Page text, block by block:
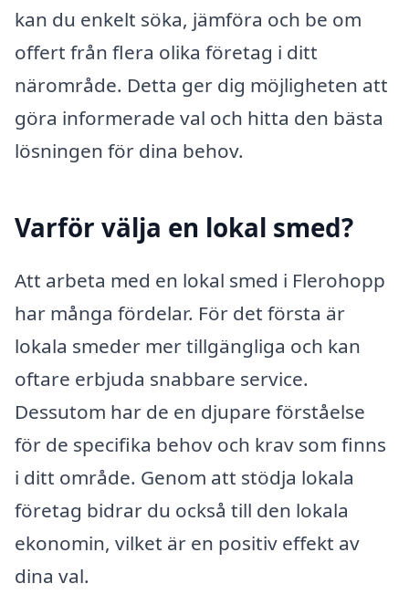
kan du enkelt söka, jämföra och be om
offert från flera olika företag i ditt
närområde. Detta ger dig möjligheten att
göra informerade val och hitta den bästa
lösningen för dina behov.
Varför välja en lokal smed?
Att arbeta med en lokal smed i Flerohopp
har många fördelar. För det första är
lokala smeder mer tillgängliga och kan
oftare erbjuda snabbare service.
Dessutom har de en djupare förståelse
för de specifika behov och krav som finns
i ditt område. Genom att stödja lokala
företag bidrar du också till den lokala
ekonomin, vilket är en positiv effekt av
dina val.